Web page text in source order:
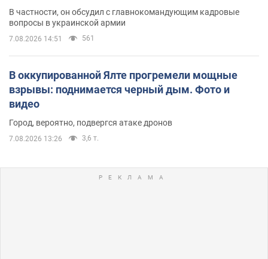
В частности, он обсудил с главнокомандующим кадровые
вопросы в украинской армии
7.08.2026 14:51 561
В оккупированной Ялте прогремели мощные
взрывы: поднимается черный дым. Фото и
видео
Город, вероятно, подвергся атаке дронов
7.08.2026 13:26 3,6 т.